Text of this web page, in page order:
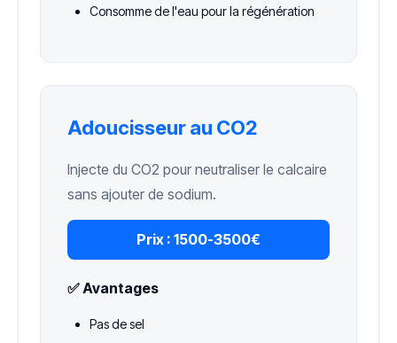
Consomme de l'eau pour la régénération
Adoucisseur au CO2
Injecte du CO2 pour neutraliser le calcaire
sans ajouter de sodium.
Prix : 1500-3500€
✅ Avantages
Pas de sel